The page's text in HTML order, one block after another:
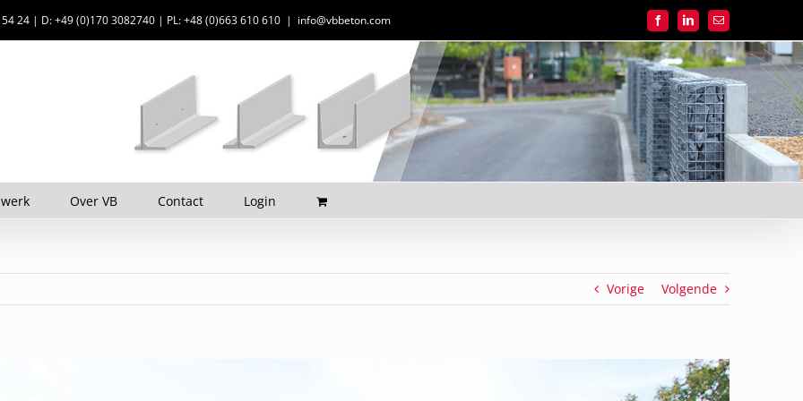
24 | D: +49 (0)170 3082740 | PL: +48 (0)663 610 610 | info@vbbeton.com FacebookLinkedIn
E-
mail
Over VB Contact Login
Vorige Volgende